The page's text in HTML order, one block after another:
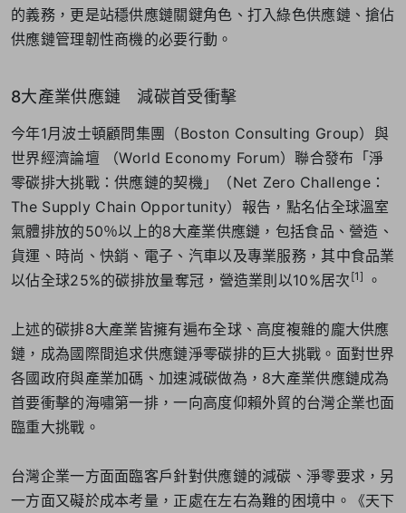
的義務，更是站穩供應鏈關鍵角色、打入綠色供應鏈、搶佔
供應鏈管理韌性商機的必要行動。
8大產業供應鏈 減碳首受衝擊
今年1月波士頓顧問集團（Boston Consulting Group）與
世界經濟論壇 （World Economy Forum）聯合發布「淨
零碳排大挑戰：供應鏈的契機」（Net Zero Challenge：
The Supply Chain Opportunity）報告，點名佔全球溫室
氣體排放的50％以上的8大產業供應鏈，包括食品、營造、
貨運、時尚、快銷、電子、汽車以及專業服務，其中食品業
以佔全球25%的碳排放量奪冠，營造業則以10%居次 [1] 。
上述的碳排8大產業皆擁有遍布全球、高度複雜的龐大供應
鏈，成為國際間追求供應鏈淨零碳排的巨大挑戰。面對世界
各國政府與產業加碼、加速減碳做為，8大產業供應鏈成為
首要衝擊的海嘯第一排，一向高度仰賴外貿的台灣企業也面
臨重大挑戰。
台灣企業一方面面臨客戶針對供應鏈的減碳、淨零要求，另
一方面又礙於成本考量，正處在左右為難的困境中。《天下